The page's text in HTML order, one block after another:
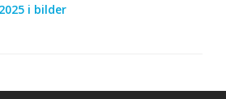
i bilder